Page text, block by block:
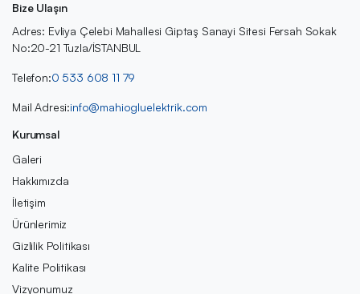
Bize Ulaşın
Adres: Evliya Çelebi Mahallesi Giptaş Sanayi Sitesi Fersah Sokak
No:20-21 Tuzla/İSTANBUL
Telefon:0 533 608 11 79
Mail Adresi:info@mahiogluelektrik.com
Kurumsal
Galeri
Hakkımızda
İletişim
Ürünlerimiz
Gizlilik Politikası
Kalite Politikası
Vizyonumuz